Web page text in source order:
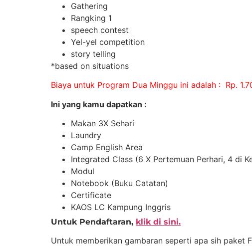
Gathering
Rangking 1
speech contest
Yel-yel competition
story telling
*based on situations
Biaya untuk Program Dua Minggu ini adalah : Rp.
Ini yang kamu dapatkan :
Makan 3X Sehari
Laundry
Camp English Area
Integrated Class (6 X Pertemuan Perhari, 4 di
Modul
Notebook (Buku Catatan)
Certificate
KAOS LC Kampung Inggris
Untuk Pendaftaran, klik di sini.
Untuk memberikan gambaran seperti apa sih paket